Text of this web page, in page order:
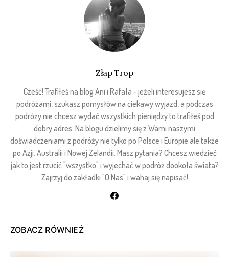
Złap Trop
Cześć! Trafiłeś na blog Ani i Rafała - jeżeli interesujesz się
podróżami, szukasz pomysłów na ciekawy wyjazd, a podczas
podróży nie chcesz wydać wszystkich pieniędzy to trafiłeś pod
dobry adres. Na blogu dzielimy się z Wami naszymi
doświadczeniami z podróży nie tylko po Polsce i Europie ale także
po Azji, Australii i Nowej Zelandii. Masz pytania? Chcesz wiedzieć
jak to jest rzucić "wszystko" i wyjechać w podróż dookoła świata?
Zajrzyj do zakładki "O Nas" i wahaj się napisać!
ZOBACZ RÓWNIEŻ